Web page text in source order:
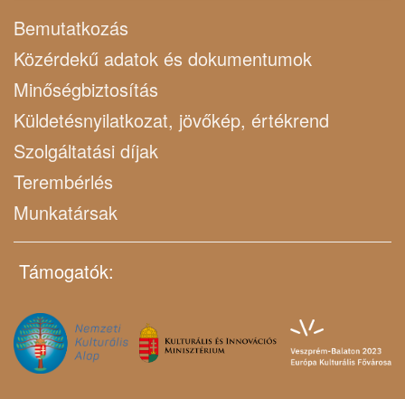
Bemutatkozás
Közérdekű adatok és dokumentumok
Minőségbiztosítás
Küldetésnyilatkozat, jövőkép, értékrend
Szolgáltatási díjak
Terembérlés
Munkatársak
Támogatók: